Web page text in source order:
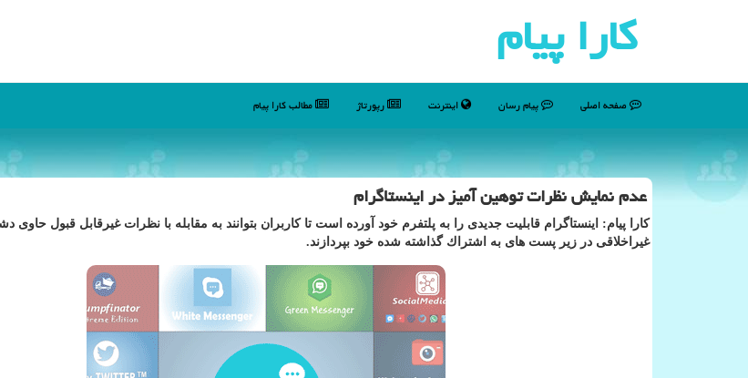
كارا پیام
صفحه اصلی پیام رسان اینترنت رپورتاژ مطالب كارا پیام
عدم نمایش نظرات توهین آمیز در اینستاگرام
كارا پیام: اینستاگرام قابلیت جدیدی را به پلتفرم خود آورده است تا كاربران بتوانند به مقابله با نظرات غیرقابل قبول حاوی
غیراخلاقی در زیر پست های به اشتراك گذاشته شده خود بپردازند.